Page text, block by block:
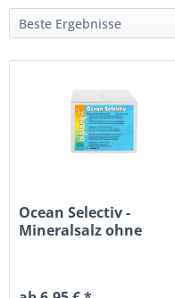
Ocean Selectiv -
Mineralsalz ohne